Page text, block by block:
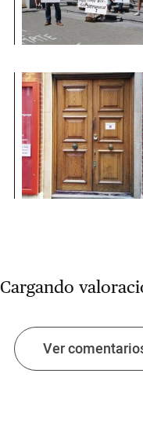
Cargando
Ver